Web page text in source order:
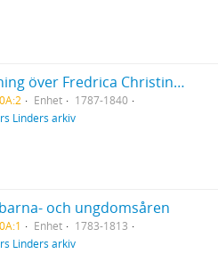
Levnadsteckning över Fredrica Christina Linder
Enhet
1787-1840
Linders arkiv
och ungdomsåren
Enhet
1783-1813
Linders arkiv